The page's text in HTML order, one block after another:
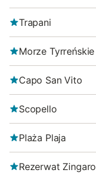
Trapani
Morze Tyrreńskie
Capo San Vito
Scopello
Plaża Plaja
Rezerwat Zingaro